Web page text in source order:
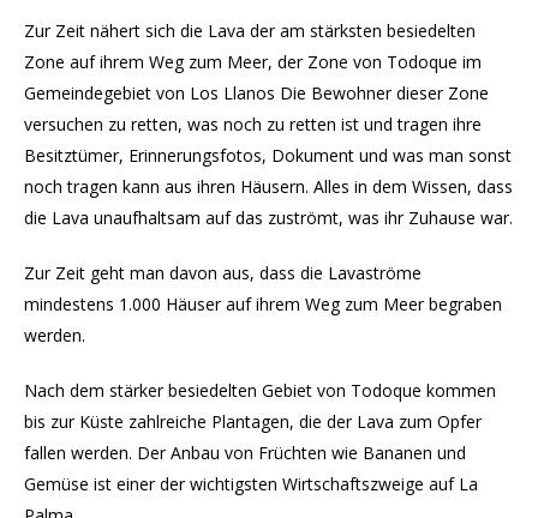
Zur Zeit nähert sich die Lava der am stärksten besiedelten
Zone auf ihrem Weg zum Meer, der Zone von Todoque im
Gemeindegebiet von Los Llanos Die Bewohner dieser Zone
versuchen zu retten, was noch zu retten ist und tragen ihre
Besitztümer, Erinnerungsfotos, Dokument und was man sonst
noch tragen kann aus ihren Häusern. Alles in dem Wissen, dass
die Lava unaufhaltsam auf das zuströmt, was ihr Zuhause war.
Zur Zeit geht man davon aus, dass die Lavaströme
mindestens 1.000 Häuser auf ihrem Weg zum Meer begraben
werden.
Nach dem stärker besiedelten Gebiet von Todoque kommen
bis zur Küste zahlreiche Plantagen, die der Lava zum Opfer
fallen werden. Der Anbau von Früchten wie Bananen und
Gemüse ist einer der wichtigsten Wirtschaftszweige auf La